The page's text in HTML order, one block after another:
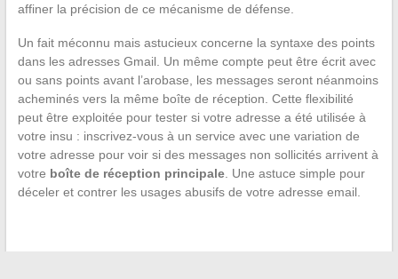
affiner la précision de ce mécanisme de défense.
Un fait méconnu mais astucieux concerne la syntaxe des points
dans les adresses Gmail. Un même compte peut être écrit avec
ou sans points avant l’arobase, les messages seront néanmoins
acheminés vers la même boîte de réception. Cette flexibilité
peut être exploitée pour tester si votre adresse a été utilisée à
votre insu : inscrivez-vous à un service avec une variation de
votre adresse pour voir si des messages non sollicités arrivent à
votre boîte de réception principale. Une astuce simple pour
déceler et contrer les usages abusifs de votre adresse email.